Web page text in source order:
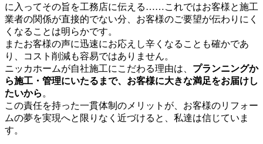
に入ってその旨を工務店に伝える……これではお客様と施工
業者の関係が直接的でない分、お客様のご要望が伝わりにく
くなることは明らかです。
またお客様の声に迅速にお応えし辛くなることも確かであ
り、コスト削減も容易ではありません。
ニッカホームが自社施工にこだわる理由は、 プランニングか
ら施工・管理にいたるまで、お客様に大きな満足をお届けし
たいから 。
この責任を持った一貫体制のメリットが、お客様のリフォー
ムの夢を実現へと限りなく近づけると、私達は信じていま
す。